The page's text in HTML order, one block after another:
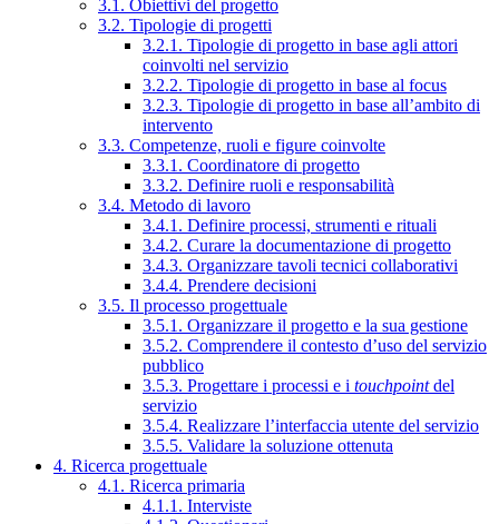
3.1. Obiettivi del progetto
3.2. Tipologie di progetti
3.2.1. Tipologie di progetto in base agli attori
coinvolti nel servizio
3.2.2. Tipologie di progetto in base al focus
3.2.3. Tipologie di progetto in base all’ambito di
intervento
3.3. Competenze, ruoli e figure coinvolte
3.3.1. Coordinatore di progetto
3.3.2. Definire ruoli e responsabilità
3.4. Metodo di lavoro
3.4.1. Definire processi, strumenti e rituali
3.4.2. Curare la documentazione di progetto
3.4.3. Organizzare tavoli tecnici collaborativi
3.4.4. Prendere decisioni
3.5. Il processo progettuale
3.5.1. Organizzare il progetto e la sua gestione
3.5.2. Comprendere il contesto d’uso del servizio
pubblico
3.5.3. Progettare i processi e i touchpointdel
servizio
3.5.4. Realizzare l’interfaccia utente del servizio
3.5.5. Validare la soluzione ottenuta
4. Ricerca progettuale
4.1. Ricerca primaria
4.1.1. Interviste